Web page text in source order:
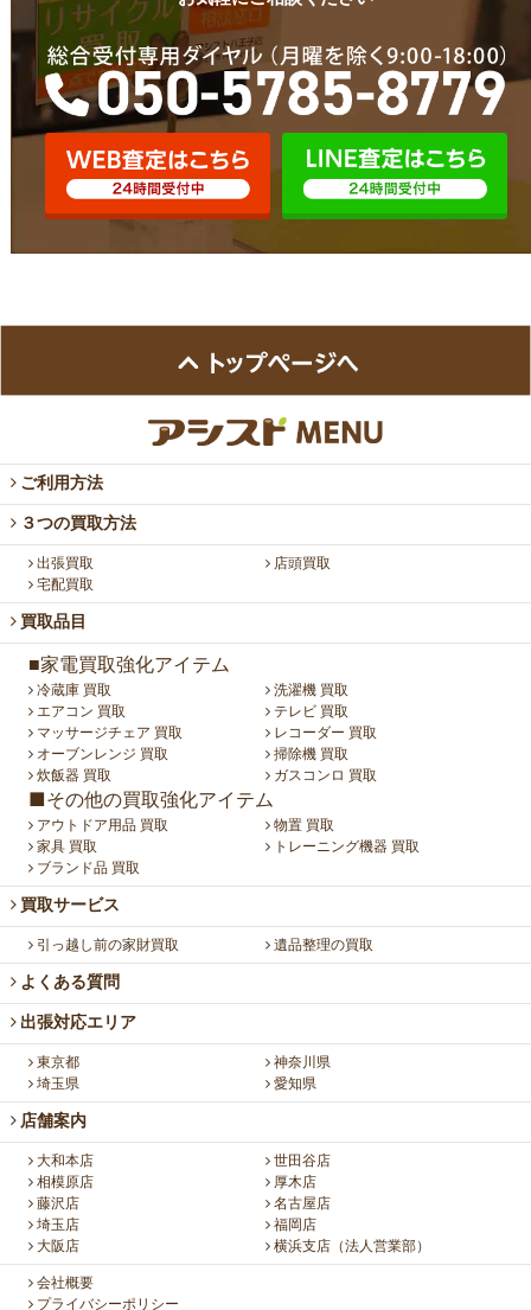
ご利用方法
３つの買取方法
出張買取
店頭買取
宅配買取
買取品目
■家電買取強化アイテム
冷蔵庫 買取
洗濯機 買取
エアコン 買取
テレビ 買取
マッサージチェア 買取
レコーダー 買取
オーブンレンジ 買取
掃除機 買取
炊飯器 買取
ガスコンロ 買取
■その他の買取強化アイテム
アウトドア用品 買取
物置 買取
家具 買取
トレーニング機器 買取
ブランド品 買取
買取サービス
引っ越し前の家財買取 遺品整理の買取
よくある質問
出張対応エリア
東京都
神奈川県
埼玉県
愛知県
店舗案内
大和本店
世田谷店
相模原店
厚木店
藤沢店
名古屋店
埼玉店
福岡店
大阪店
横浜支店（法人営業部）
会社概要
プライバシーポリシー